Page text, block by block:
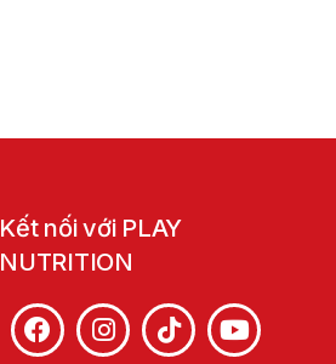
Kết nối với PLAY
NUTRITION